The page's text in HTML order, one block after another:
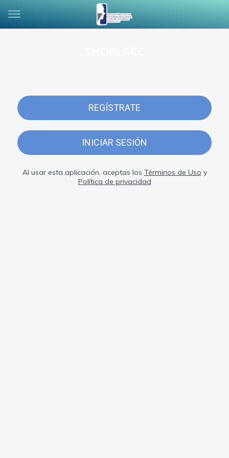
REGÍSTRATE
INICIAR SESIÓN
Al usar esta aplicación, aceptas los Términos de Uso y
Política de privacidad